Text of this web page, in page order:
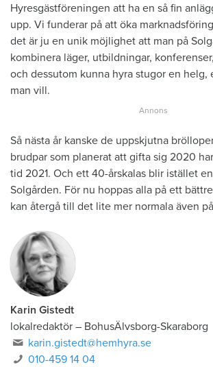
Hyresgästföreningen att ha en så fin
upp. Vi funderar på att öka
det är ju en unik möjlighet att man på
kombinera läger, utbildningar,
och dessutom kunna hyra stugor en helg,
man vill.
Så nästa år kanske de uppskjutna
brudpar som planerat att gifta sig 2020
tid 2021. Och ett 40-årskalas blir istället
Solgården. För nu hoppas alla på ett
kan återgå till det lite mer normala även
Karin Gistedt
lokalredaktör – BohusÄlvsborg-Skaraborg
karin.gistedt@hemhyra.se
010-459 14 04